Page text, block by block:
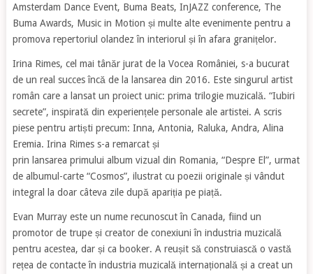
Amsterdam Dance Event, Buma Beats, InJAZZ conference, The
Buma Awards, Music in Motion și multe alte evenimente pentru a
promova repertoriul olandez în interiorul și în afara granițelor.
Irina Rimes, cel mai tânăr jurat de la Vocea României, s-a bucurat
de un real succes încă de la lansarea din 2016. Este singurul artist
român care a lansat un proiect unic: prima trilogie muzicală. “Iubiri
secrete”, inspirată din experiențele personale ale artistei. A scris
piese pentru artiști precum: Inna, Antonia, Raluka, Andra, Alina
Eremia. Irina Rimes s-a remarcat și
prin lansarea primului album vizual din Romania, “Despre El”, urmat
de albumul-carte “Cosmos”, ilustrat cu poezii originale și vândut
integral la doar câteva zile după apariția pe piață.
Evan Murray este un nume recunoscut în Canada, fiind un
promotor de trupe și creator de conexiuni în industria muzicală
pentru acestea, dar și ca booker. A reușit să construiască o vastă
rețea de contacte în industria muzicală internațională și a creat un